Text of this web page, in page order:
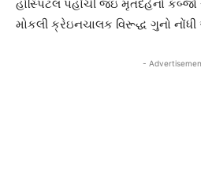
હોસ્પિટલ પહોંચી જઇ મૃતદહેનો કબ્જો
મોકલી ક્રેઇનચાલક વિરૂદ્ધ ગુનો
-